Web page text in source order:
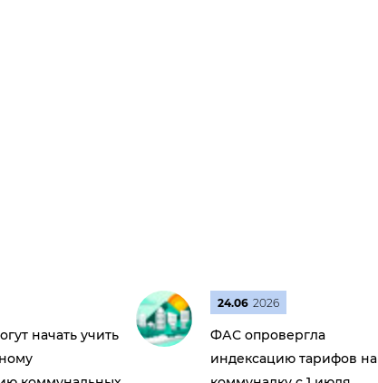
начать учить
24.06 2026
ФАС опровергла
индексацию тарифов на